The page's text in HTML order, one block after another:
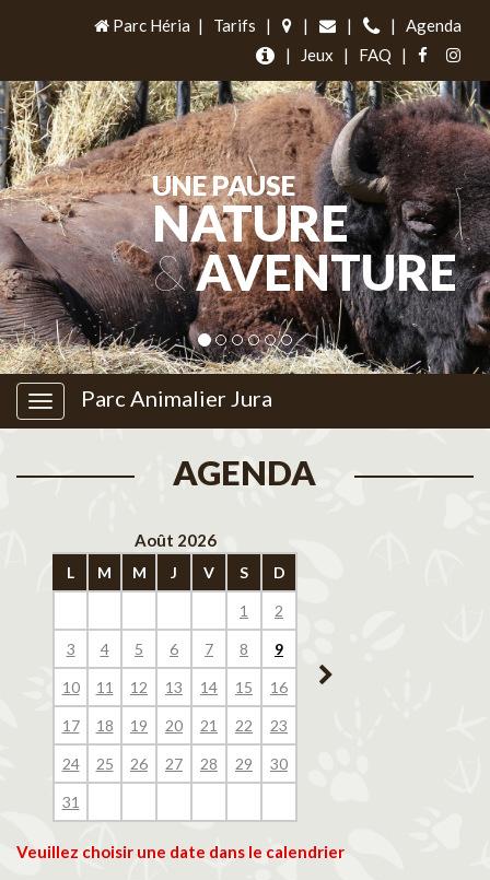
Parc Héria | Tarifs | | | |
Agenda
|
Jeux | FAQ |
UNE PAUSE
NATURE
&AVENTURE
Parc Animalier Jura
AGENDA
Août 2026
L M M J V S D
1 2
3 4 5 6 7 8 9
10 11 12 13 14 15 16
17 18 19 20 21 22 23
24 25 26 27 28 29 30
31
14
Veuillez choisir une date dans le calendrier